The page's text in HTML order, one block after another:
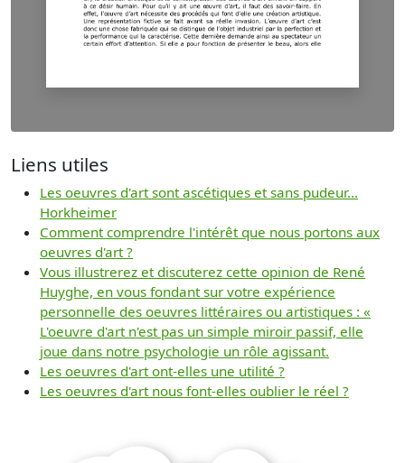
Liens utiles
Les oeuvres d'art sont ascétiques et sans pudeur...
Horkheimer
Comment comprendre l'intérêt que nous portons aux
oeuvres d'art ?
Vous illustrerez et discuterez cette opinion de René
Huyghe, en vous fondant sur votre expérience
personnelle des oeuvres littéraires ou artistiques : «
L'oeuvre d'art n'est pas un simple miroir passif, elle
joue dans notre psychologie un rôle agissant.
Les oeuvres d'art ont-elles une utilité ?
Les oeuvres d'art nous font-elles oublier le réel ?